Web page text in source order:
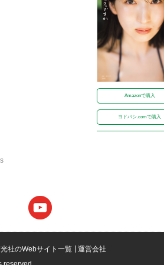
Amazonで購入
ヨドバシ.comで購入
社のWebサイト一覧
運営会社